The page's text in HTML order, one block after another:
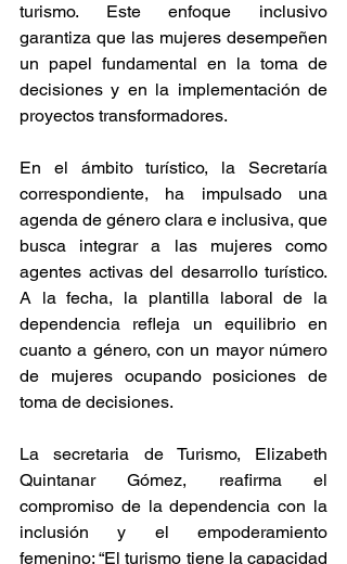
turismo. Este enfoque inclusivo
garantiza que las mujeres desempeñen
un papel fundamental en la toma de
decisiones y en la implementación de
proyectos transformadores.
En el ámbito turístico, la Secretaría
correspondiente, ha impulsado una
agenda de género clara e inclusiva, que
busca integrar a las mujeres como
agentes activas del desarrollo turístico.
A la fecha, la plantilla laboral de la
dependencia refleja un equilibrio en
cuanto a género, con un mayor número
de mujeres ocupando posiciones de
toma de decisiones.
La secretaria de Turismo, Elizabeth
Quintanar Gómez, reafirma el
compromiso de la dependencia con la
inclusión y el empoderamiento
femenino: “El turismo tiene la capacidad